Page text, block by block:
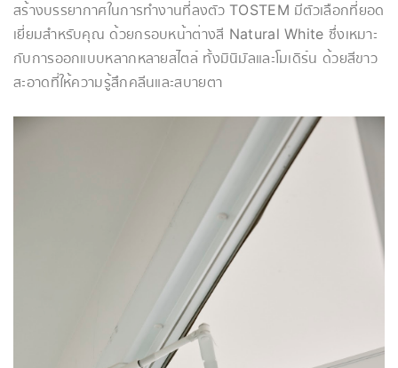
สร้างบรรยากาศในการทำงานที่ลงตัว TOSTEM มีตัวเลือกที่ยอด
เยี่ยมสำหรับคุณ ด้วยกรอบหน้าต่างสี Natural White ซึ่งเหมาะ
กับการออกแบบหลากหลายสไตล์ ทั้งมินิมัลและโมเดิร์น ด้วยสีขาว
สะอาดที่ให้ความรู้สึกคลีนและสบายตา